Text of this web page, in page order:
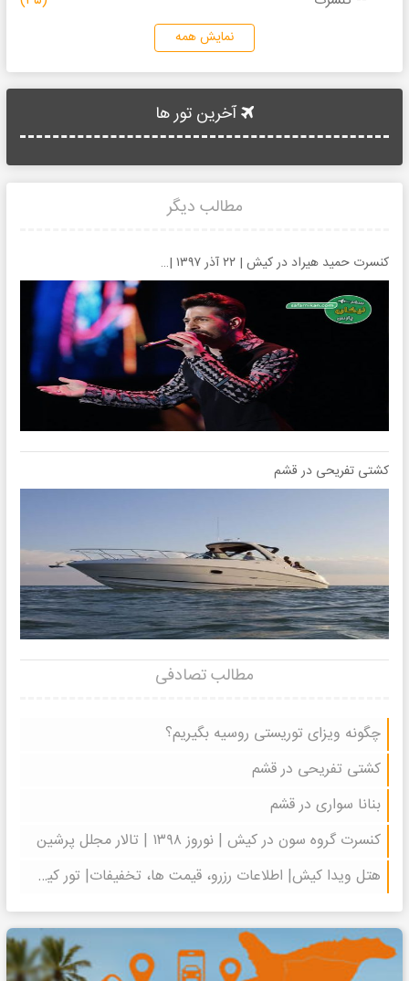
نمایش همه
آخرین تور ها
مطالب دیگر
کنسرت حمید هیراد در کیش | ۲۲ آذر ۱۳۹۷ | تالار مجلل پرشین
کشتی تفریحی در قشم
مطالب تصادفی
چگونه ویزای توریستی روسیه بگیریم؟
کشتی تفریحی در قشم
بنانا سواری در قشم
کنسرت گروه سون در کیش | نوروز ۱۳۹۸ | تالار مجلل پرشین
هتل ویدا کیش| اطلاعات رزرو، قیمت ها، تخفیفات| تور کیش سفرنیکان